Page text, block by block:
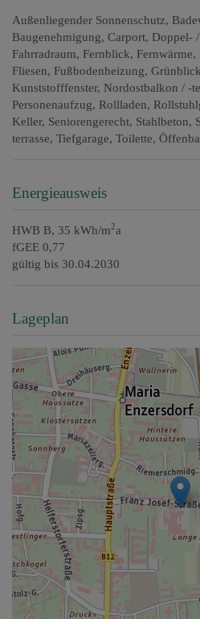
Außenliegender Sonnenschutz
Baugenehmigung Carport Doppel-
Fahrradraum
Fernblick Fernwärme
Fliesen
Fußbodenheizung Grünblick
Kunststofffenster Nordostbalkon / -
Personenaufzug
Rollladen
Keller Seniorengerecht Stahlbeton
terrasse Tiefgarage Toilette
Energieausweis
HWB B, 35 kWh/m2a
fGEE 0,77
gültig bis 30.04.2030
Lageplan